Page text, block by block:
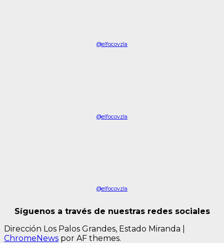
@elfocovzla
@elfocovzla
@elfocovzla
Síguenos a través de nuestras redes sociales
Dirección Los Palos Grandes, Estado Miranda
ChromeNews por AF themes.